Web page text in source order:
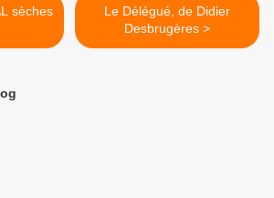
Le Délégué, de Didier
Desbrugères >